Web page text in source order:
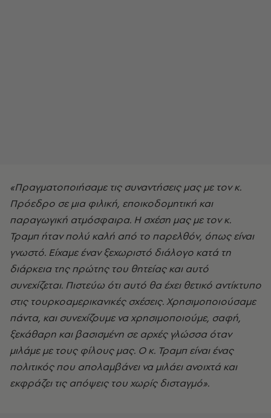
«Πραγματοποιήσαμε τις συναντήσεις μας με τον κ.
Πρόεδρο σε μια φιλική, εποικοδομητική και
παραγωγική ατμόσφαιρα. Η σχέση μας με τον κ.
Τραμπ ήταν πολύ καλή από το παρελθόν, όπως είναι
γνωστό. Είχαμε έναν ξεχωριστό διάλογο κατά τη
διάρκεια της πρώτης του θητείας και αυτό
συνεχίζεται. Πιστεύω ότι αυτό θα έχει θετικό αντίκτυπο
στις τουρκοαμερικανικές σχέσεις. Χρησιμοποιούσαμε
πάντα, και συνεχίζουμε να χρησιμοποιούμε, σαφή,
ξεκάθαρη και βασισμένη σε αρχές γλώσσα όταν
μιλάμε με τους φίλους μας. Ο κ. Τραμπ είναι ένας
πολιτικός που απολαμβάνει να μιλάει ανοιχτά και
εκφράζει τις απόψεις του χωρίς δισταγμό».